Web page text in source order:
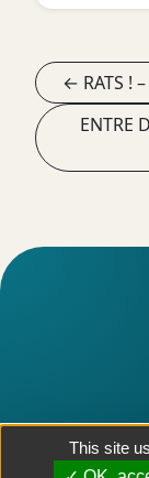
← RATS !
ENTRE
This site